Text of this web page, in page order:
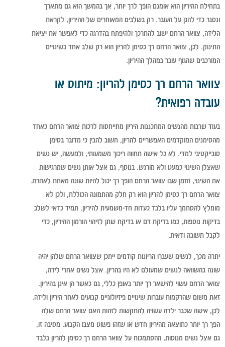
בתחילת ההיריון הוא אומנם הופך לרך יותר, אך בהמשך הוא גם מתארך
ונסגר כדי להגן על העובר. רק בשלבים המאוחרים של ההיריון, לקראת
הלידה, צוואר הרחם ישוב להתרכך ולהיפתח בהדרגה כדי לאפשר את יציאת
התינוק. לכן, צוואר הרחם רך כסימן להריון הוא רק שלב אחד בשינויים
המורכבים שהגוף עובר במהלך ההיריון.
צוואר הרחם רך כסימן להריון: מיתוס או
עובדה רפואית?
בעוד שרבות מהנשים המתכננות היריון מתייחסות לרכות צוואר הרחם כאחד
מהסימנים המוקדמים האפשריים להריון, חשוב להבין כי מדובר בסימן
סובייקטיבי למדי. לא כל אישה תחווה ריכוך משמעותי, ולמעשה, יש נשים
שאצלן השינוי כמעט ולא מורגש. בנוסף, גם אצל אותן נשים שמרגישות
את השינוי, הזמן שבו צוואר הרחם הופך רך יכול להיות שונה מאחת לאחרת.
צוואר הרחם רך כסימן להריון הוא רק חלק מהתמונה הכוללת, ולכן לא
מומלץ להסתמך עליו בלבד כעדות חד-משמעית להיריון. תמיד כדאי לשלב
בדיקות נוספות, כמו בדיקת דם או בדיקת שתן לזיהוי הורמון ההיריון, כדי
לקבל תשובה ודאית.
יתרה מכך, לנשים שעברו הריונות קודמים ייתכן שצוואר הרחם שלהן יהיה
שונה בהשוואה לנשים שמעולם לא היו בהריון. אצל נשים אחרי לידה,
צוואר הרחם עשוי להישאר רך יותר באופן כללי, גם כאשר הן אינן בהיריון.
זאת משום שהרקמות עוברות שינויים פיזיולוגיים קבועים לאחר היריון ולידה.
לכן, אישה שכבר ילדה עשויה להתקשות לזהות האם צוואר הרחם שלה
הפך רך יותר כתוצאה מהיריון חדש או שזהו פשוט מצבו הקבוע. מסיבה זו,
גם אצל נשים מנוסות, ההסתמכות על צוואר הרחם רך כסימן להריון בלבד